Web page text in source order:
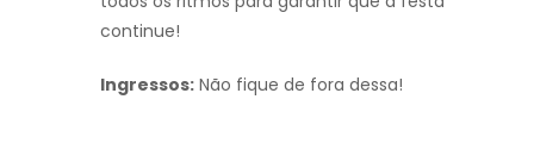
continue!
Ingressos: Não fique de fora dessa!